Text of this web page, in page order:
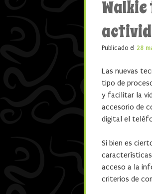
Publicado el 28
Las nuevas
tipo de
y facilitar la
accesorio de
digital el
Si bien es
acceso a la
criterios de